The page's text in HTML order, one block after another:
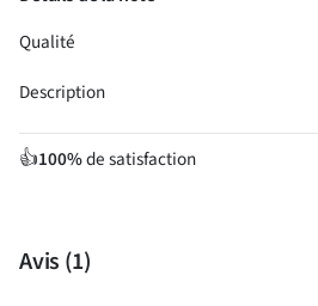
Qualité
Description
👍100%de satisfaction
Avis (1)